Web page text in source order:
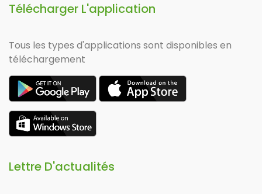
Télécharger L'application
Tous les types d'applications sont disponibles en
téléchargement
Lettre D'actualités